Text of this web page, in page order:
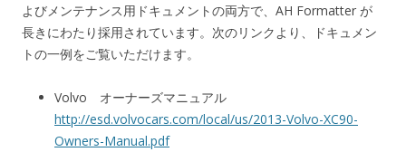
よびメンテナンス用ドキュメントの両方で、AH Formatter が
長きにわたり採用されています。次のリンクより、ドキュメン
トの一例をご覧いただけます。
Volvo オーナーズマニュアル
http://esd.volvocars.com/local/us/2013-Volvo-XC90-
Owners-Manual.pdf